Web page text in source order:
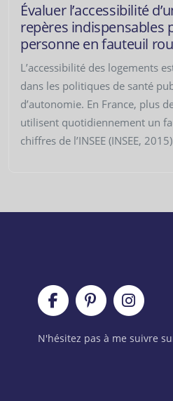
Évaluer l’accessibilité
repères indispensables
personne en fauteuil
L’accessibilité des logements
dans les politiques de santé
d’autonomie. En France, plus
utilisent quotidiennement un
chiffres de l’INSEE (INSEE,
N'hésitez pas à me suivre